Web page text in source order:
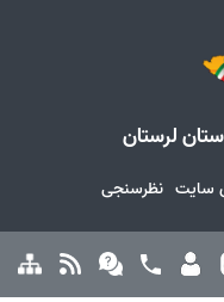
سایت نظرسنجی
لرستان